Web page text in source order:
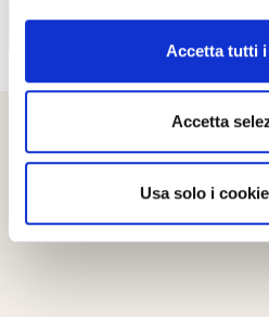
Accetta tutti
Accetta
Usa solo i